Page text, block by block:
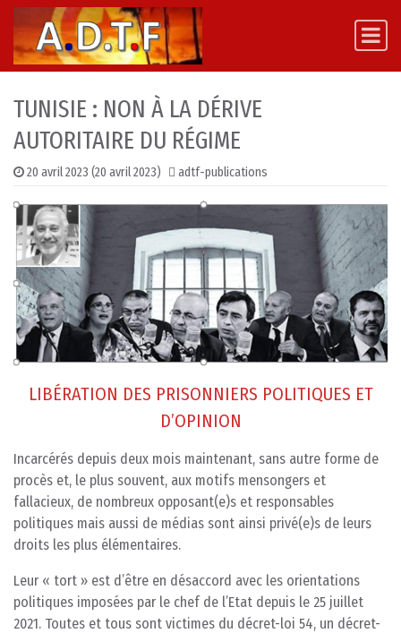
Skip to content
Main Navigation
TUNISIE : NON À LA DÉRIVE
AUTORITAIRE DU RÉGIME
20 avril 2023 (20 avril 2023) adtf-publications
LIBÉRATION DES PRISONNIERS POLITIQUES ET
D’OPINION
Incarcérés depuis deux mois maintenant, sans autre forme de
procès et, le plus souvent, aux motifs mensongers et
fallacieux, de nombreux opposant(e)s et responsables
politiques mais aussi de médias sont ainsi privé(e)s de leurs
droits les plus élémentaires.
Leur « tort » est d’être en désaccord avec les orientations
politiques imposées par le chef de l’Etat depuis le 25 juillet
2021. Toutes et tous sont victimes du décret-loi 54, un décret-